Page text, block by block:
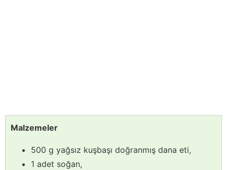
Malzemeler
500 g yağsız kuşbaşı doğranmış dana eti,
1 adet soğan,